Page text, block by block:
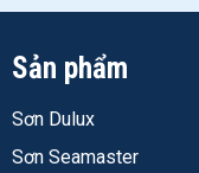
Sản phẩm
Sơn Dulux
Sơn Seamaster